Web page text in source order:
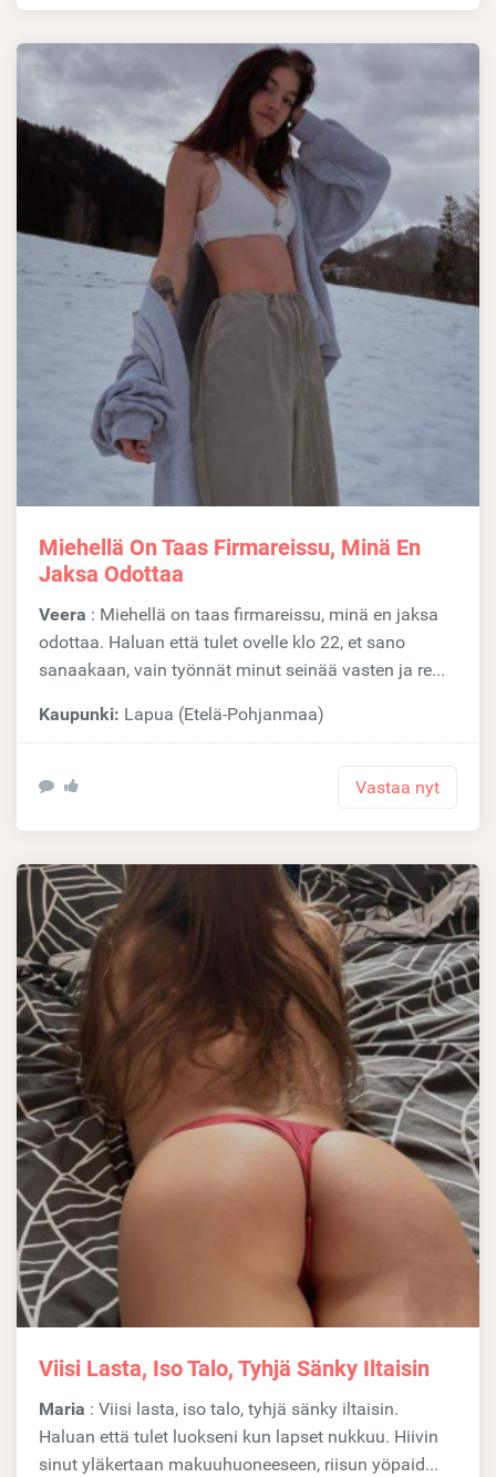
Miehellä On Taas Firmareissu, Minä En
Jaksa Odottaa
Veera : Miehellä on taas firmareissu, minä en jaksa
odottaa. Haluan että tulet ovelle klo 22, et sano
sanaakaan, vain työnnät minut seinää vasten ja re...
Kaupunki: Lapua (Etelä-Pohjanmaa)
Vastaa nyt
Viisi Lasta, Iso Talo, Tyhjä Sänky Iltaisin
Maria : Viisi lasta, iso talo, tyhjä sänky iltaisin.
Haluan että tulet luokseni kun lapset nukkuu. Hiivin
sinut yläkertaan makuuhuoneeseen, riisun yöpaid...